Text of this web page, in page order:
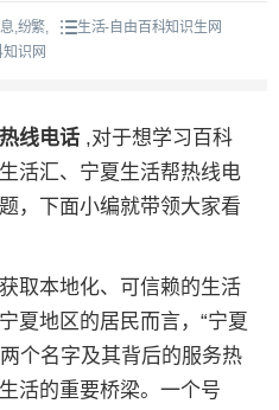
,纷繁,
生活-自由百科知识生网
知识网
线电话 ,对于想学习百科
活汇、宁夏生活帮热线电
，下面小编就带领大家看
取本地化、可信赖的生活
夏地区的居民而言，“宁夏
个名字及其背后的服务热
活的重要桥梁。一个号